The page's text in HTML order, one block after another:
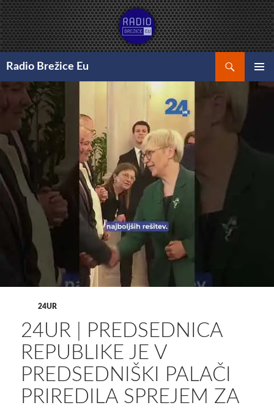
Preskoči
na
vsebino
Radio Brežice Eu
GLAVNI
24UR
24UR | PREDSEDNICA
REPUBLIKE JE V
PREDSEDNIŠKI PALAČI
PRIREDILA SPREJEM ZA